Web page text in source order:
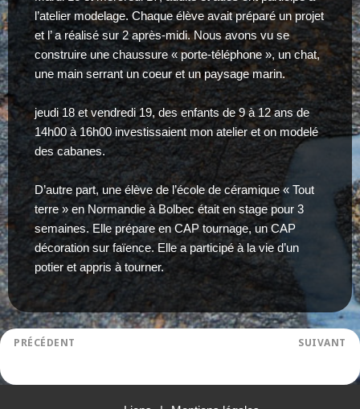
l’atelier modelage. Chaque élève avait préparé un projet
et l’ a réalisé sur 2 après-midi. Nous avons vu se
construire une chaussure « porte-téléphone », un chat,
une main serrant un coeur et un paysage marin.
jeudi 18 et vendredi 19, des enfants de 9 à 12 ans de
14h00 à 16h00 investissaient mon atelier et on modelé
des cabanes.
D’autre part, une élève de l’école de céramique « Tout
terre » en Normandie à Bolbec était en stage pour 3
semaines. Elle prépare en CAP tournage, un CAP
décoration sur faïence. Elle a participé à la vie d’un
potier et appris à tourner.
Navigation
l’article
PRÉCÉDENT
SUIVANT